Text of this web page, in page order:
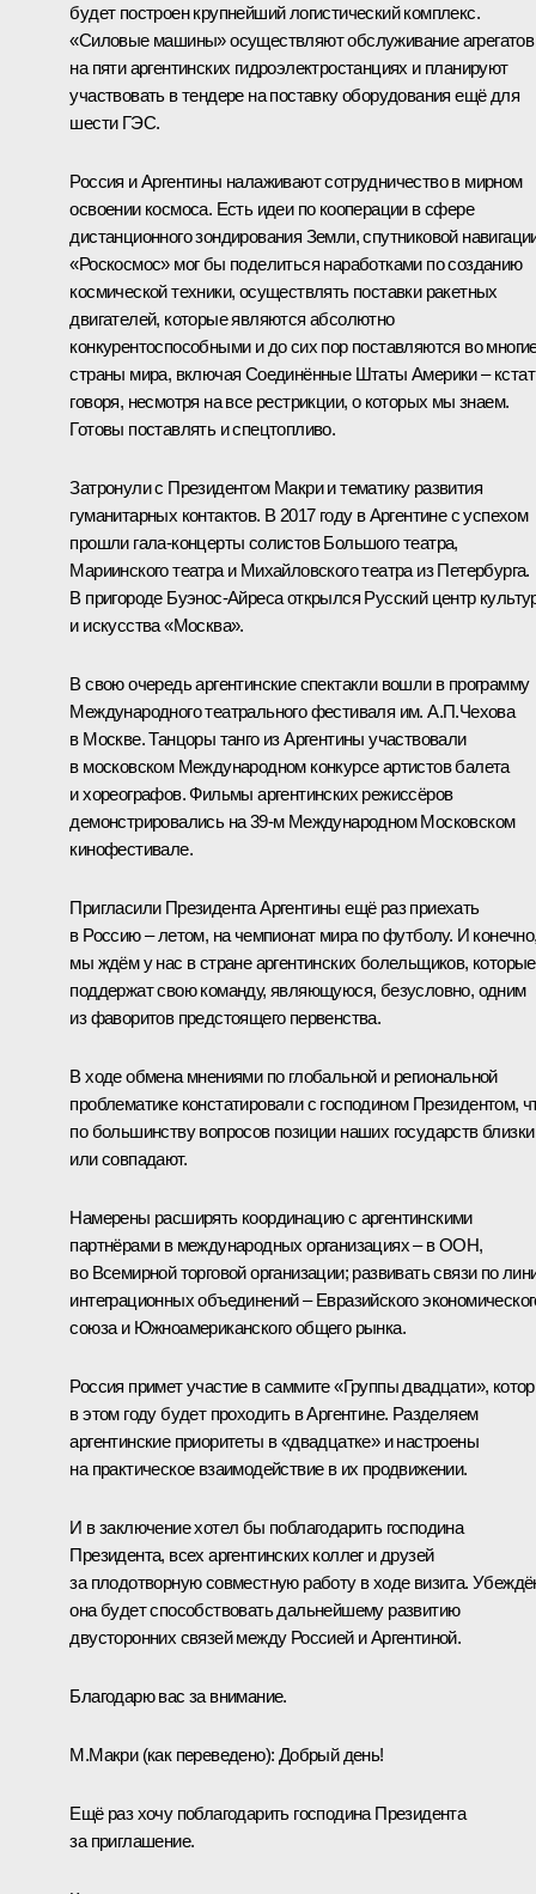
будет построен крупнейший логистический комплекс.
«Силовые машины» осуществляют обслуживание агрегатов
на пяти аргентинских гидроэлектростанциях и планируют
участвовать в тендере на поставку оборудования ещё для
шести ГЭС.
Россия и Аргентины налаживают сотрудничество в мирном
освоении космоса. Есть идеи по кооперации в сфере
дистанционного зондирования Земли, спутниковой
«Роскосмос» мог бы поделиться наработками по созданию
космической техники, осуществлять поставки ракетных
двигателей, которые являются абсолютно
конкурентоспособными и до сих пор поставляются во
страны мира, включая Соединённые Штаты Америки –
говоря, несмотря на все рестрикции, о которых мы знаем.
Готовы поставлять и спецтопливо.
Затронули с Президентом Макри и тематику развития
гуманитарных контактов. В 2017 году в Аргентине с успехом
прошли гала-концерты солистов Большого театра,
Мариинского театра и Михайловского театра из Петербурга.
В пригороде Буэнос-Айреса открылся Русский центр
и искусства «Москва».
В свою очередь аргентинские спектакли вошли в программу
Международного театрального фестиваля им. А.П.Чехова
в Москве. Танцоры танго из Аргентины участвовали
в московском Международном конкурсе артистов балета
и хореографов. Фильмы аргентинских режиссёров
демонстрировались на 39-м Международном Московском
кинофестивале.
Пригласили Президента Аргентины ещё раз приехать
в Россию – летом, на чемпионат мира по футболу. И
мы ждём у нас в стране аргентинских болельщиков, которые
поддержат свою команду, являющуюся, безусловно, одним
из фаворитов предстоящего первенства.
В ходе обмена мнениями по глобальной и региональной
проблематике констатировали с господином Президентом,
по большинству вопросов позиции наших государств близки
или совпадают.
Намерены расширять координацию с аргентинскими
партнёрами в международных организациях – в ООН,
во Всемирной торговой организации; развивать связи по
интеграционных объединений – Евразийского
союза и Южноамериканского общего рынка.
Россия примет участие в саммите «Группы двадцати»,
в этом году будет проходить в Аргентине. Разделяем
аргентинские приоритеты в «двадцатке» и настроены
на практическое взаимодействие в их продвижении.
И в заключение хотел бы поблагодарить господина
Президента, всех аргентинских коллег и друзей
за плодотворную совместную работу в ходе визита.
она будет способствовать дальнейшему развитию
двусторонних связей между Россией и Аргентиной.
Благодарю вас за внимание.
М.Макри (как переведено): Добрый день!
Ещё раз хочу поблагодарить господина Президента
за приглашение.